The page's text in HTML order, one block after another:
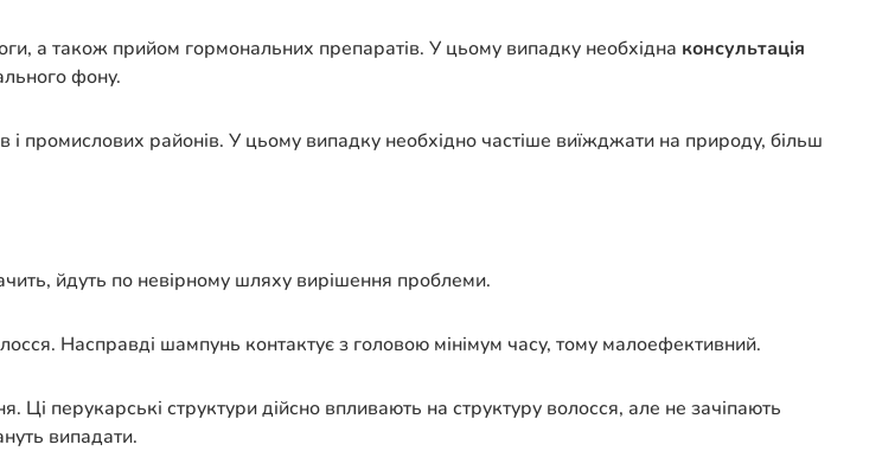
а також прийом гормональних препаратів. У цьому випадку необхідна консультація
фону.
і промислових районів. У цьому випадку необхідно частіше виїжджати на природу, більш
йдуть по невірному шляху вирішення проблеми.
Насправді шампунь контактує з головою мінімум часу, тому малоефективний.
перукарські структури дійсно впливають на структуру волосся, але не зачіпають
випадати.